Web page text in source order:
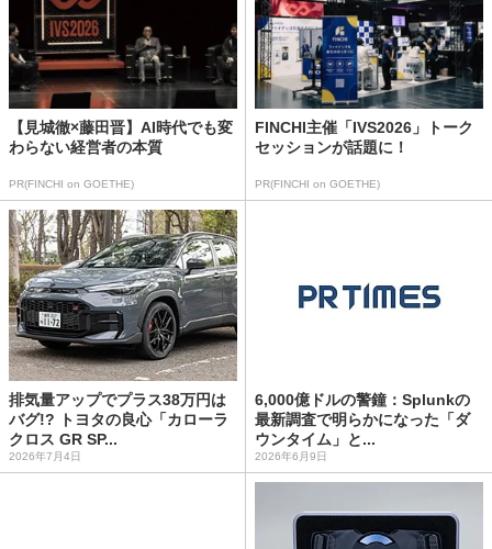
【見城徹×藤田晋】AI時代でも変
わらない経営者の本質
PR(FINCHI on GOETHE)
FINCHI主催「IVS2026」トーク
セッションが話題に！
PR(FINCHI on GOETHE)
排気量アップでプラス38万円は
バグ!? トヨタの良心「カローラ
クロス GR SP...
2026年7月4日
6,000億ドルの警鐘：Splunkの
最新調査で明らかになった「ダ
ウンタイム」と...
2026年6月9日